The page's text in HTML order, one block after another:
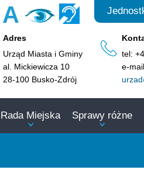
A
Adres
Urząd Miasta i Gminy
al. Mickiewicza 10
28-100 Busko-Zdrój
tel:
e-
Rada Miejska Sprawy różne